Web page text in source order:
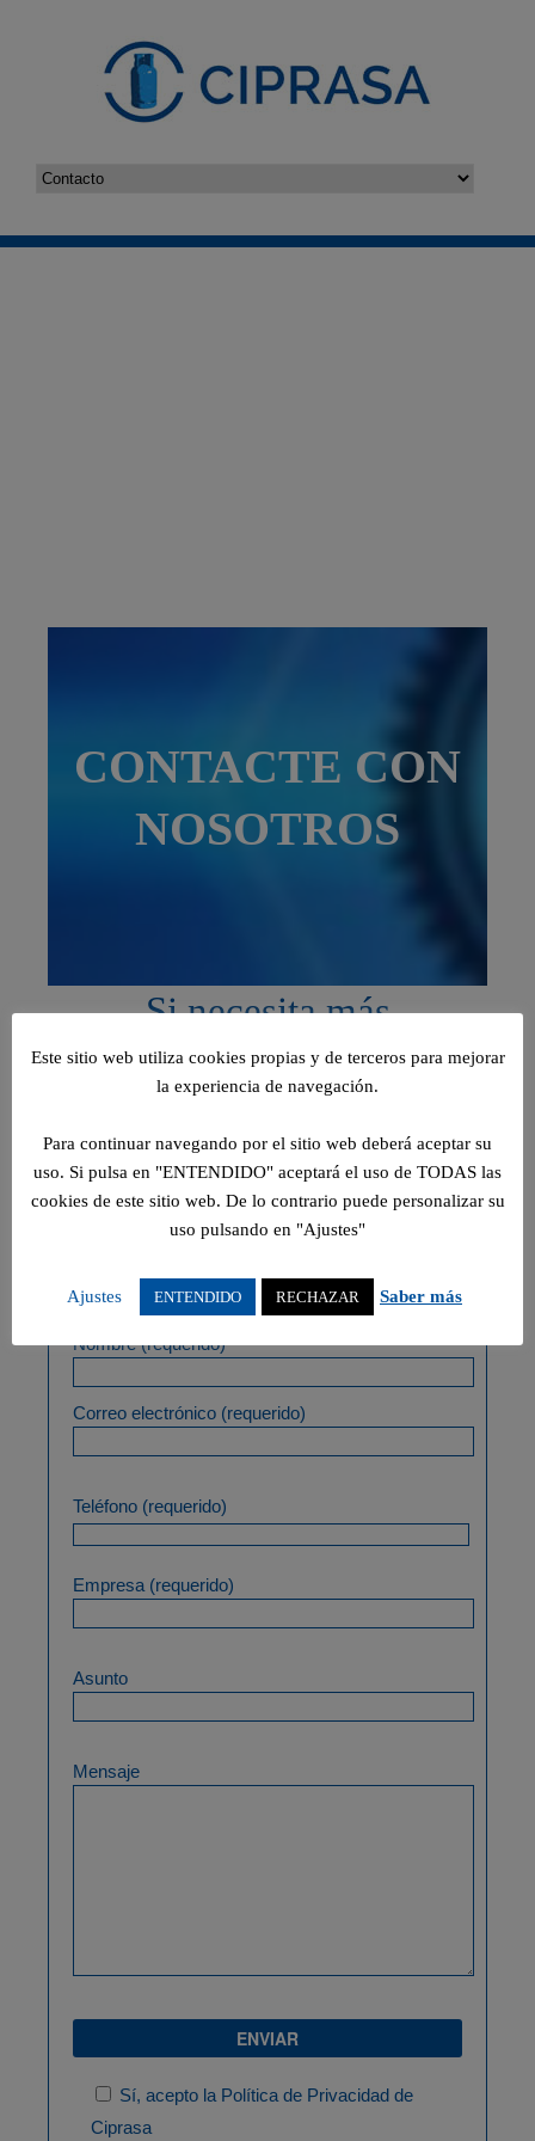
CONTACTE CON
NOSOTROS
Si necesita más
información o quiere
nosotros, déjenos sus datos
y le responderemos lo
Nombre (requerido)
Correo electrónico (requerido)
Teléfono (requerido)
Empresa (requerido)
Asunto
Mensaje
Sí, acepto la Política de Privacidad de
Ciprasa
Este sitio web utiliza cookies propias y de terceros para mejorar
la experiencia de navegación.
Para continuar navegando por el sitio web deberá aceptar su
uso. Si pulsa en "ENTENDIDO" aceptará el uso de TODAS las
cookies de este sitio web. De lo contrario puede personalizar su
uso pulsando en "Ajustes"
Ajustes ENTENDIDO RECHAZAR Saber más